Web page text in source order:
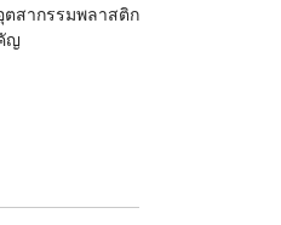
สากรรมพลาสติก
ญ